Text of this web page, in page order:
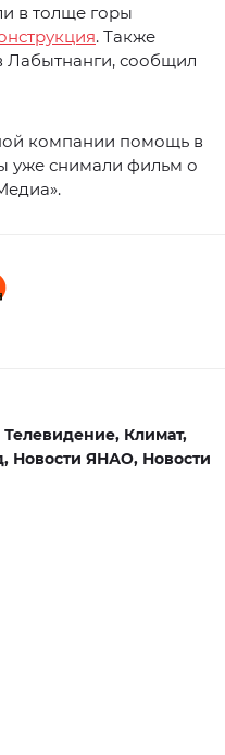
в толще горы
. Также
Лабытнанги, сообщил
компании помощь в
уже снимали фильм о
Телевидение, Климат,
Новости ЯНАО, Новости